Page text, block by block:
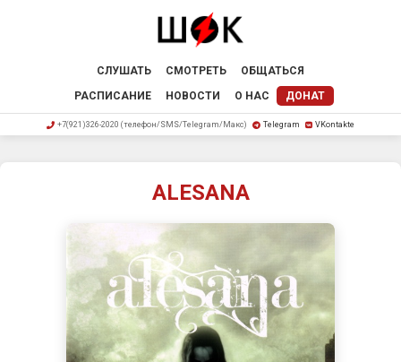
СЛУШАТЬ СМОТРЕТЬ
ОБЩАТЬСЯ
РАСПИСАНИЕ
НОВОСТИ О НАС ДОНАТ
+7(921)326-2020 (телефон/SMS/Telegram/Макс) Telegram VKontakte
ALESANA